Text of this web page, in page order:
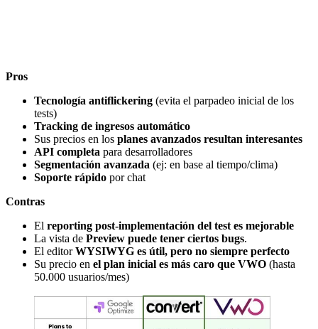
Pros
Tecnología antiflickering (evita el parpadeo inicial de los
tests)
Tracking de ingresos automático
Sus precios en los planes avanzados resultan interesantes
API completa para desarrolladores
Segmentación avanzada (ej: en base al tiempo/clima)
Soporte rápido por chat
Contras
El reporting post-implementación del test es mejorable
La vista de Preview puede tener ciertos bugs.
El editorWYSIWYG es útil, pero no siempre perfecto
Su precio en el plan inicial es más caro que VWO (hasta
50.000 usuarios/mes)